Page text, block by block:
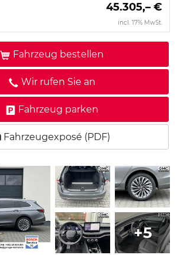
45.305,– €
incl. 17% MwSt.
Fahrzeug bestellen
Wir rufen Sie an
Fahrzeug parken
Fahrzeugexposé (PDF)
+5